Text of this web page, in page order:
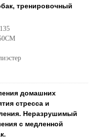
тренировочный
домашних
стресса и
Неразрушимый
с медленной